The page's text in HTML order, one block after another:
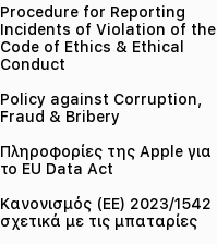
Procedure for Reporting
Incidents of Violation of the
Code of Ethics & Ethical
Conduct
Policy against Corruption,
Fraud & Bribery
Πληροφορίες της Apple για
το EU Data Act
Κανονισμός (ΕΕ) 2023/1542
σχετικά με τις μπαταρίες